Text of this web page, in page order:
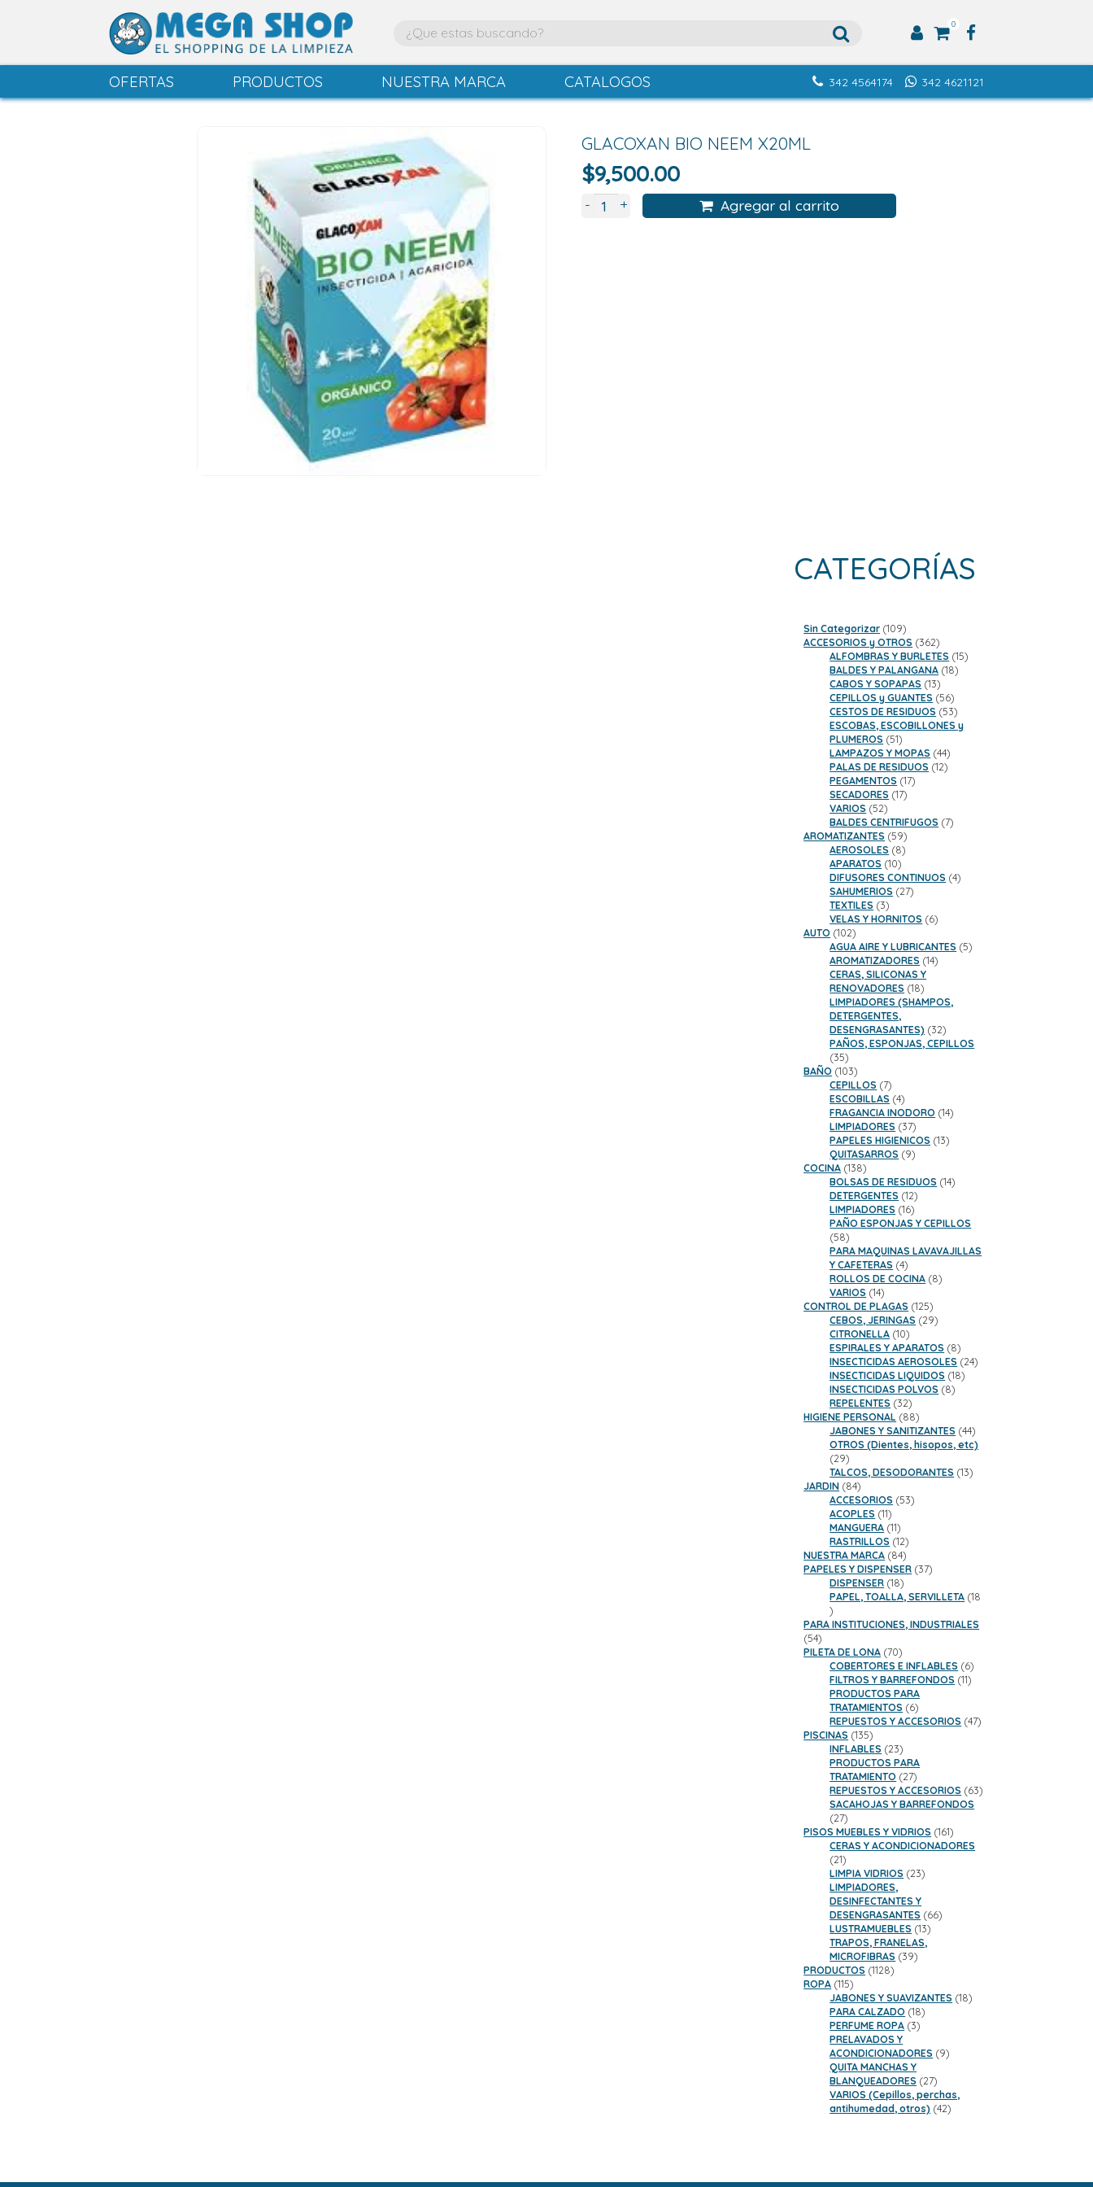
0
OFERTAS PRODUCTOS NUESTRA MARCA CATALOGOS 342 4621121
342 4564174
GLACOXAN BIO NEEM X20ML
$9,500.00
- + Agregar al carrito
CATEGORÍAS
Sin Categorizar 109109
productos
ACCESORIOS y OTROS 362362
productos
ALFOMBRAS Y BURLETES 1515
BALDES Y PALANGANA 1818
CABOS Y SOPAPAS 1313
productos
CEPILLOS y GUANTES 5656
productos
CESTOS DE RESIDUOS 5353
productos
ESCOBAS, ESCOBILLONES y
PLUMEROS 5151
productos
LAMPAZOS Y MOPAS 4444
productos
PALAS DE RESIDUOS 1212
PEGAMENTOS 1717
SECADORES 1717
VARIOS 5252
productos
BALDES CENTRIFUGOS 77
AROMATIZANTES 5959
productos
AEROSOLES 88
APARATOS 1010
productos
DIFUSORES CONTINUOS 44
SAHUMERIOS 2727
TEXTILES 33
productos
VELAS Y HORNITOS 66
AUTO 102102
productos
AGUA AIRE Y LUBRICANTES 55
AROMATIZADORES 1414
CERAS, SILICONAS Y
RENOVADORES 1818
productos
LIMPIADORES (SHAMPOS,
DETERGENTES,
DESENGRASANTES) 3232
productos
PAÑOS, ESPONJAS, CEPILLOS
3535
productos
BAÑO 103103
productos
CEPILLOS 77
productos
ESCOBILLAS 44
productos
FRAGANCIA INODORO 1414
LIMPIADORES 3737
productos
PAPELES HIGIENICOS 1313
QUITASARROS 99
COCINA 138138
productos
BOLSAS DE RESIDUOS 1414
DETERGENTES 1212
productos
LIMPIADORES 1616
productos
PAÑO ESPONJAS Y CEPILLOS
5858
productos
PARA MAQUINAS LAVAVAJILLAS
Y CAFETERAS 44
productos
ROLLOS DE COCINA 88
VARIOS 1414
productos
CONTROL DE PLAGAS 125125
productos
CEBOS, JERINGAS 2929
CITRONELLA 1010
productos
ESPIRALES Y APARATOS 88
productos
INSECTICIDAS AEROSOLES 2424
INSECTICIDAS LIQUIDOS 1818
INSECTICIDAS POLVOS 88
REPELENTES 3232
productos
HIGIENE PERSONAL 8888
productos
JABONES Y SANITIZANTES 4444
productos
OTROS (Dientes, hisopos, etc)
2929
productos
TALCOS, DESODORANTES 1313
JARDIN 8484
productos
ACCESORIOS 5353
ACOPLES 1111
productos
MANGUERA 1111
productos
RASTRILLOS 1212
productos
NUESTRA MARCA 8484
productos
PAPELES Y DISPENSER 3737
DISPENSER 1818
productos
PAPEL, TOALLA, SERVILLETA 18
18
productos
PARA INSTITUCIONES, INDUSTRIALES
5454
productos
PILETA DE LONA 7070
productos
COBERTORES E INFLABLES 66
productos
FILTROS Y BARREFONDOS 1111
PRODUCTOS PARA
TRATAMIENTOS 66
productos
REPUESTOS Y ACCESORIOS 4747
PISCINAS 135135
productos
INFLABLES 2323
productos
PRODUCTOS PARA
TRATAMIENTO 2727
productos
REPUESTOS Y ACCESORIOS 6363
SACAHOJAS Y BARREFONDOS
2727
productos
PISOS MUEBLES Y VIDRIOS 161161
productos
CERAS Y ACONDICIONADORES
2121
productos
LIMPIA VIDRIOS 2323
LIMPIADORES,
DESINFECTANTES Y
DESENGRASANTES 6666
LUSTRAMUEBLES 1313
TRAPOS, FRANELAS,
MICROFIBRAS 3939
PRODUCTOS 11281128
ROPA 115115
productos
JABONES Y SUAVIZANTES 1818
PARA CALZADO 1818
PERFUME ROPA 33
PRELAVADOS Y
ACONDICIONADORES 99
QUITA MANCHAS Y
BLANQUEADORES 2727
productos
VARIOS (Cepillos, perchas,
antihumedad, otros) 4242